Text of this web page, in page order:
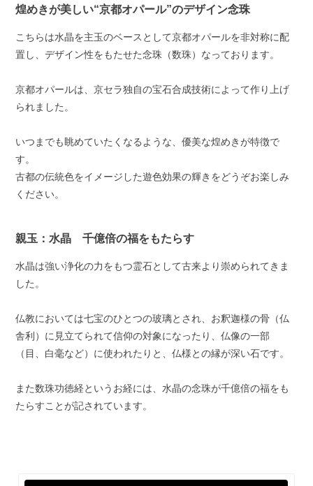
煌めきが美しい“京都オパール”のデザイン念珠
こちらは水晶を主玉のベースとして京都オパールを非対称に配
置し、デザイン性をもたせた念珠（数珠）なっております。
京都オパールは、京セラ独自の宝石合成技術によって作り上げ
られました。
いつまでも眺めていたくなるような、優美な煌めきが特徴で
す。
古都の伝統色をイメージした遊色効果の輝きをどうぞお楽しみ
ください。
親玉：水晶 千億倍の福をもたらす
水晶は強い浄化の力をもつ霊石として古来より崇められてきま
した。
仏教においては七宝のひとつの玻璃とされ、お釈迦様の骨（仏
舎利）に見立てられて信仰の対象になったり、仏像の一部
（目、白毫など）に使われたりと、仏様との縁が深い石です。
また数珠功徳経というお経には、水晶の念珠が千億倍の福をも
たらすことが記されています。